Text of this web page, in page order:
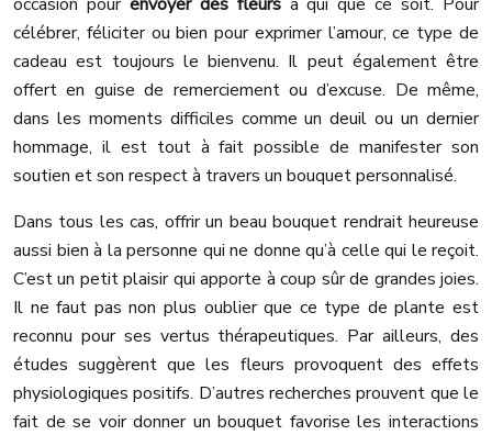
célébrer, féliciter ou bien pour exprimer l’amour, ce type de
cadeau est toujours le bienvenu. Il peut également être
offert en guise de remerciement ou d’excuse. De même,
dans les moments difficiles comme un deuil ou un dernier
hommage, il est tout à fait possible de manifester son
soutien et son respect à travers un bouquet personnalisé.
Dans tous les cas, offrir un beau bouquet rendrait heureuse
aussi bien à la personne qui ne donne qu’à celle qui le reçoit.
C’est un petit plaisir qui apporte à coup sûr de grandes joies.
Il ne faut pas non plus oublier que ce type de plante est
reconnu pour ses vertus thérapeutiques. Par ailleurs, des
études suggèrent que les fleurs provoquent des effets
physiologiques positifs. D’autres recherches prouvent que le
fait de se voir donner un bouquet favorise les interactions